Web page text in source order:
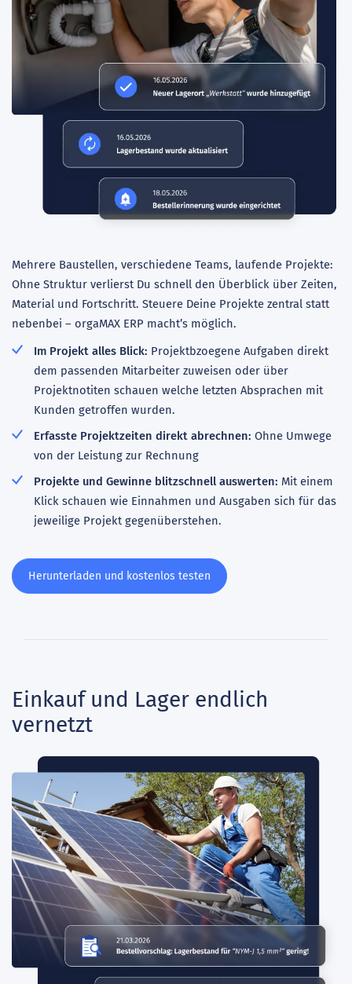
Mehrere Baustellen, verschiedene Teams, laufende Projekte:
Ohne Struktur verlierst Du schnell den Überblick über Zeiten,
Material und Fortschritt. Steuere Deine Projekte zentral statt
nebenbei – orgaMAX ERP macht’s möglich.
Im Projekt alles Blick: Projektbzoegene Aufgaben direkt
dem passenden Mitarbeiter zuweisen oder über
Projektnotiten schauen welche letzten Absprachen mit
Kunden getroffen wurden.
Erfasste Projektzeiten direkt abrechnen: Ohne Umwege
von der Leistung zur Rechnung
Projekte und Gewinne blitzschnell auswerten: Mit einem
Klick schauen wie Einnahmen und Ausgaben sich für das
jeweilige Projekt gegenüberstehen.
Herunterladen und kostenlos testen
Einkauf und Lager endlich
vernetzt